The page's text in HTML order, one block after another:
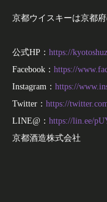
京都ウイスキーは京都
公式HP： https://
Facebook： https://
Instagram： https://
Twitter： https://
LINE@： https://lin.ee/
京都酒造株式会社